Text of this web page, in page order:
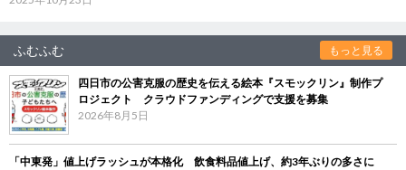
ふむふむ もっと見る
四日市の公害克服の歴史を伝える絵本『スモックリン』制作プ
ロジェクト クラウドファンディングで支援を募集
2026年8月5日
「中東発」値上げラッシュが本格化 飲食料品値上げ、約3年ぶりの多さに